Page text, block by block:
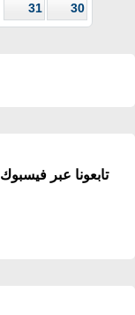
30
31
تابعونا عبر فيسبوك